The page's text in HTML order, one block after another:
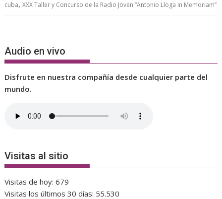
cuba,XXX Taller y Concurso de la Radio Joven “Antonio Lloga in Memoriam”
Audio en vivo
Disfrute en nuestra compañía desde cualquier parte del
mundo.
Visitas al sitio
Visitas de hoy:679
Visitas los últimos 30 días: 55.530